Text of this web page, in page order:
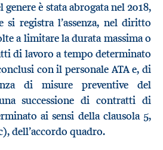
è stata abrogata nel 2018,
si registra l’assenza, nel diritto
a limitare la durata massima o
di lavoro a tempo determinato
con il personale ATA e, di
di misure preventive del
successione di contratti di
ai sensi della clausola 5,
dell’accordo quadro.